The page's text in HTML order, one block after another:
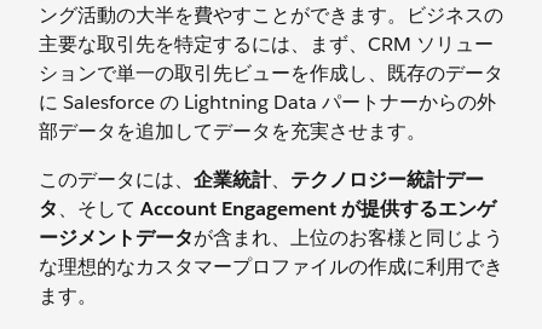
ング活動の大半を費やすことができます。ビジネスの
主要な取引先を特定するには、まず、CRM ソリュー
ションで単一の取引先ビューを作成し、既存のデータ
に Salesforce の Lightning Data パートナーからの外
部データを追加してデータを充実させます。
このデータには、 企業統計、 テクノロジー統計デー
タ、そして Account Engagement が提供するエンゲ
ージメントデータが含まれ、上位のお客様と同じよう
な理想的なカスタマープロファイルの作成に利用でき
ます。